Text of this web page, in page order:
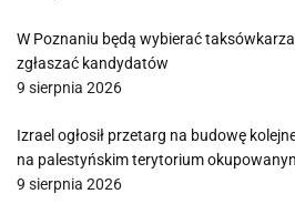
W Poznaniu będą wybierać
zgłaszać kandydatów
9 sierpnia 2026
Izrael ogłosił przetarg na budowę
na palestyńskim terytorium
9 sierpnia 2026